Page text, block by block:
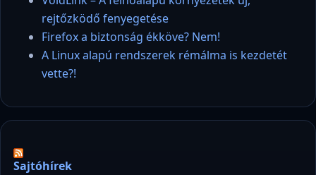
rejtőzködő fenyegetése
Firefox a biztonság ékköve? Nem!
A Linux alapú rendszerek rémálma is kezdetét
vette?!
Sajtóhírek